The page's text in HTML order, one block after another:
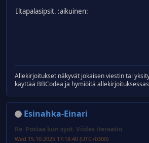
Iltapalasipsit. :aikuinen:
Allekirjoitukset näkyvät jokaisen viestin tai
käyttää BBCodea ja hymiöitä
Esinahka-Einari
Re: Postaa kun syöt. Viides iteraatio.
Wed 15.10.2025 17:18:40 (UTC+0300)